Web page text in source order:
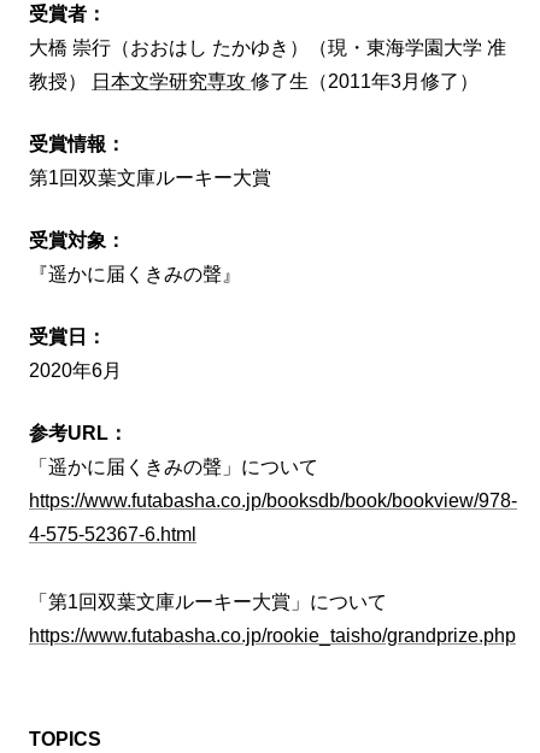
受賞者：
大橋 崇行（おおはし たかゆき）（現・東海学園大学 准
教授）
日本文学研究専攻 修了生（2011年3月修了）
受賞情報：
第1回双葉文庫ルーキー大賞
受賞対象：
『遥かに届くきみの聲』
受賞日：
2020年6月
参考URL：
「遥かに届くきみの聲」について
https://www.futabasha.co.jp/booksdb/book/bookview/978-
4-575-52367-6.html
「第1回双葉文庫ルーキー大賞」について
https://www.futabasha.co.jp/rookie_taisho/grandprize.php
TOPICS